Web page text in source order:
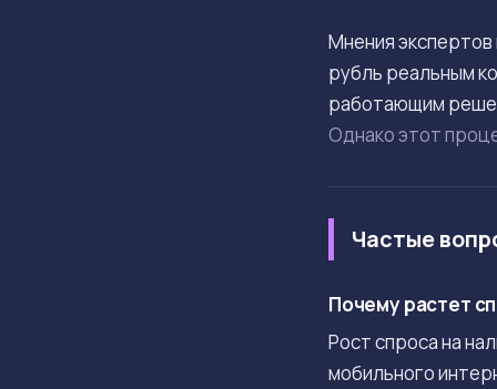
Мнения
рубль реальным
работающим
Однако этот
Частые
Почему растет
Рост спроса на
мобильного